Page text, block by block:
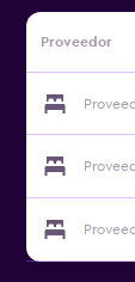
Proveedor